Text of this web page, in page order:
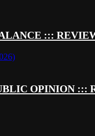
:::
OPINION :::